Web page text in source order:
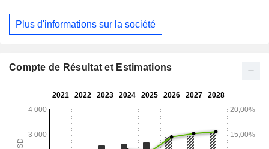
d'épargne santé (HSA), les comptes de dépenses flexibles
(FSA), les comptes de remboursement de frais médicaux
des solutions de paiement B2B mondiales, notamment sa
de travail comptables afin d'optimiser l'utilisation des
Payments qui intègre des capacités de paiement virtuel
dans les flux de travail existants pour divers secteurs,
notamment le voyage en ligne.
Plus d'informations sur la société
Compte de Résultat et Estimations